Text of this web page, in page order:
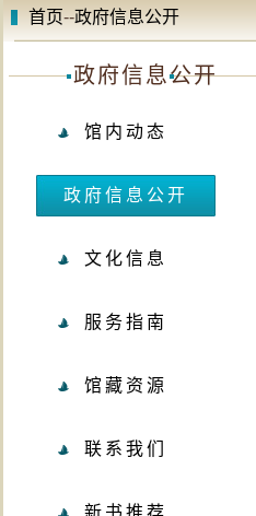
政府信息公开
馆内动态
政府信息公开
文化信息
服务指南
馆藏资源
联系我们
新书推荐
首页--政府信息公开